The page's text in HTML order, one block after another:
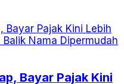
Bayar Pajak Kini